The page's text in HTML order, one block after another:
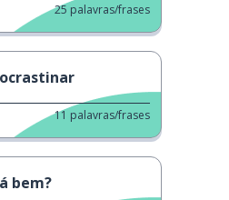
25 palavras/frases
11 palavras/frases
bem?